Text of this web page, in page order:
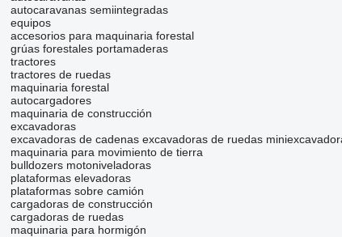
autocaravanas semiintegradas
equipos
accesorios para maquinaria forestal
grúas forestales portamaderas
tractores
tractores de ruedas
maquinaria forestal
autocargadores
maquinaria de construcción
excavadoras
excavadoras de cadenas excavadoras de ruedas
maquinaria para movimiento de tierra
bulldozers motoniveladoras
plataformas elevadoras
plataformas sobre camión
cargadoras de construcción
cargadoras de ruedas
maquinaria para hormigón